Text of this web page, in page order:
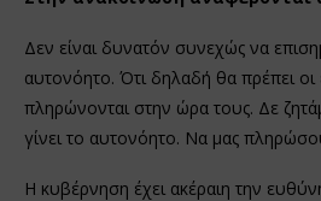
Δεν είναι δυνατόν συνεχώς να
αυτονόητο. Ότι δηλαδή θα πρέπει οι
πληρώνονται στην ώρα τους. Δε
γίνει το αυτονόητο. Να μας
Η κυβέρνηση έχει ακέραιη την